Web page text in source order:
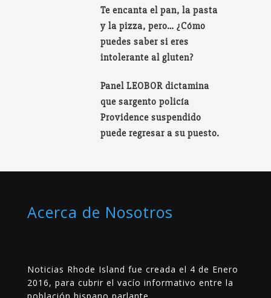
Te encanta el pan, la pasta
y la pizza, pero… ¿Cómo
puedes saber si eres
intolerante al gluten?
Panel LEOBOR dictamina
que sargento policía
Providence suspendido
puede regresar a su puesto.
Acerca de Nosotros
Noticias Rhode Island fue creada el 4 de Enero
2016, para cubrir el vacío informativo entre la